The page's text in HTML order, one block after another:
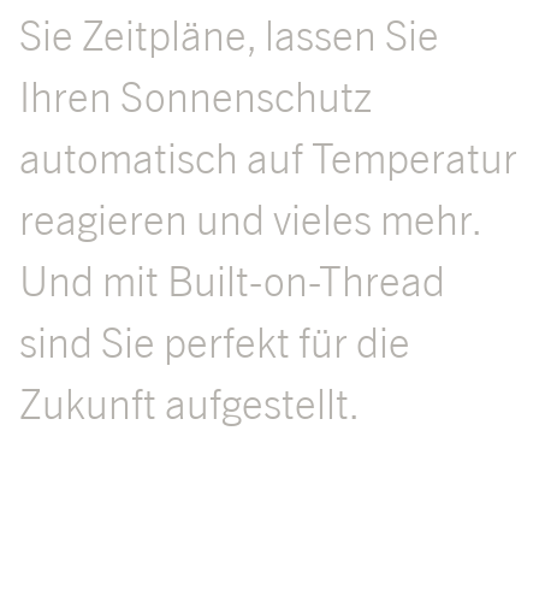
Sie Zeitpläne, lassen Sie
Ihren Sonnenschutz
automatisch auf Temperatur
reagieren und vieles mehr.
Und mit Built-on-Thread
sind Sie perfekt für die
Zukunft aufgestellt.